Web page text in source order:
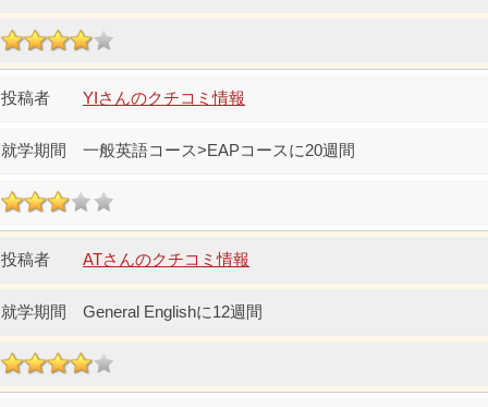
YIさんのクチコミ情報
一般英語コース>EAPコースに20週間
ATさんのクチコミ情報
General Englishに12週間